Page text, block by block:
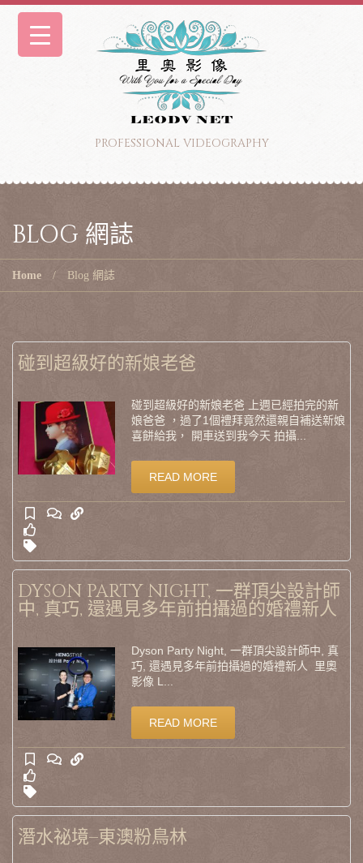
PROFESSIONAL VIDEOGRAPHY
BLOG 網誌
Home Blog 網誌
碰到超級好的新娘老爸
碰到超級好的新娘老爸 上週已經拍完的新
娘爸爸 ，過了1個禮拜竟然還親自補送新娘
喜餅給我， 開車送到我今天 拍攝...
READ MORE
DYSON PARTY NIGHT, 一群頂尖設計師
中, 真巧, 還遇見多年前拍攝過的婚禮新人
Dyson Party Night, 一群頂尖設計師中, 真
巧, 還遇見多年前拍攝過的婚禮新人 里奧
影像 L...
READ MORE
潛水祕境–東澳粉鳥林